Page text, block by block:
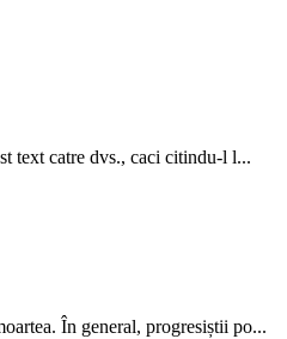
text catre dvs., caci citindu-l l...
În general, progresiștii po...